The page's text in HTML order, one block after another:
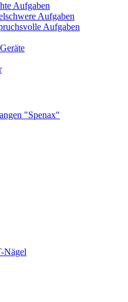
Aufgaben
Aufgaben
Aufgaben
"Spenax"
Nägel